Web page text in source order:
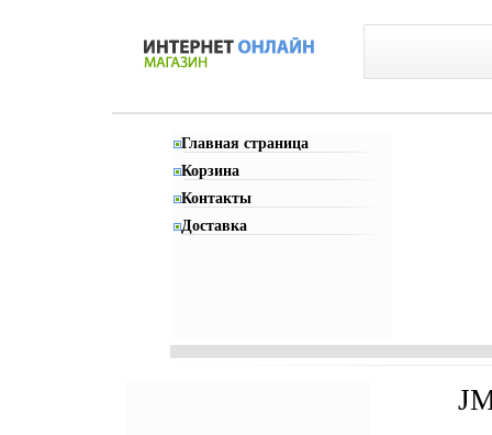
Главная страница
Корзина
Контакты
Доставка